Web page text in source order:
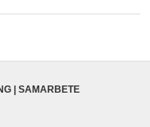
| SAMARBETE